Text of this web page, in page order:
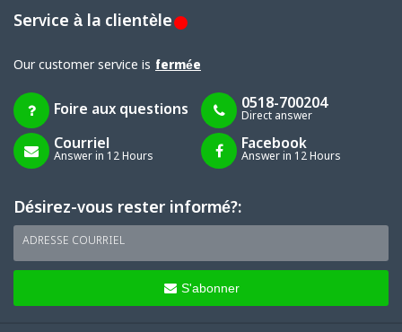
Service à la clientèle
Our customer service is fermée
Foire aux questions 0518-700204
Direct answer
Courriel
Answer in 12 Hours
Facebook
Answer in 12 Hours
Désirez-vous rester informé?:
ADRESSE COURRIEL
S'abonner